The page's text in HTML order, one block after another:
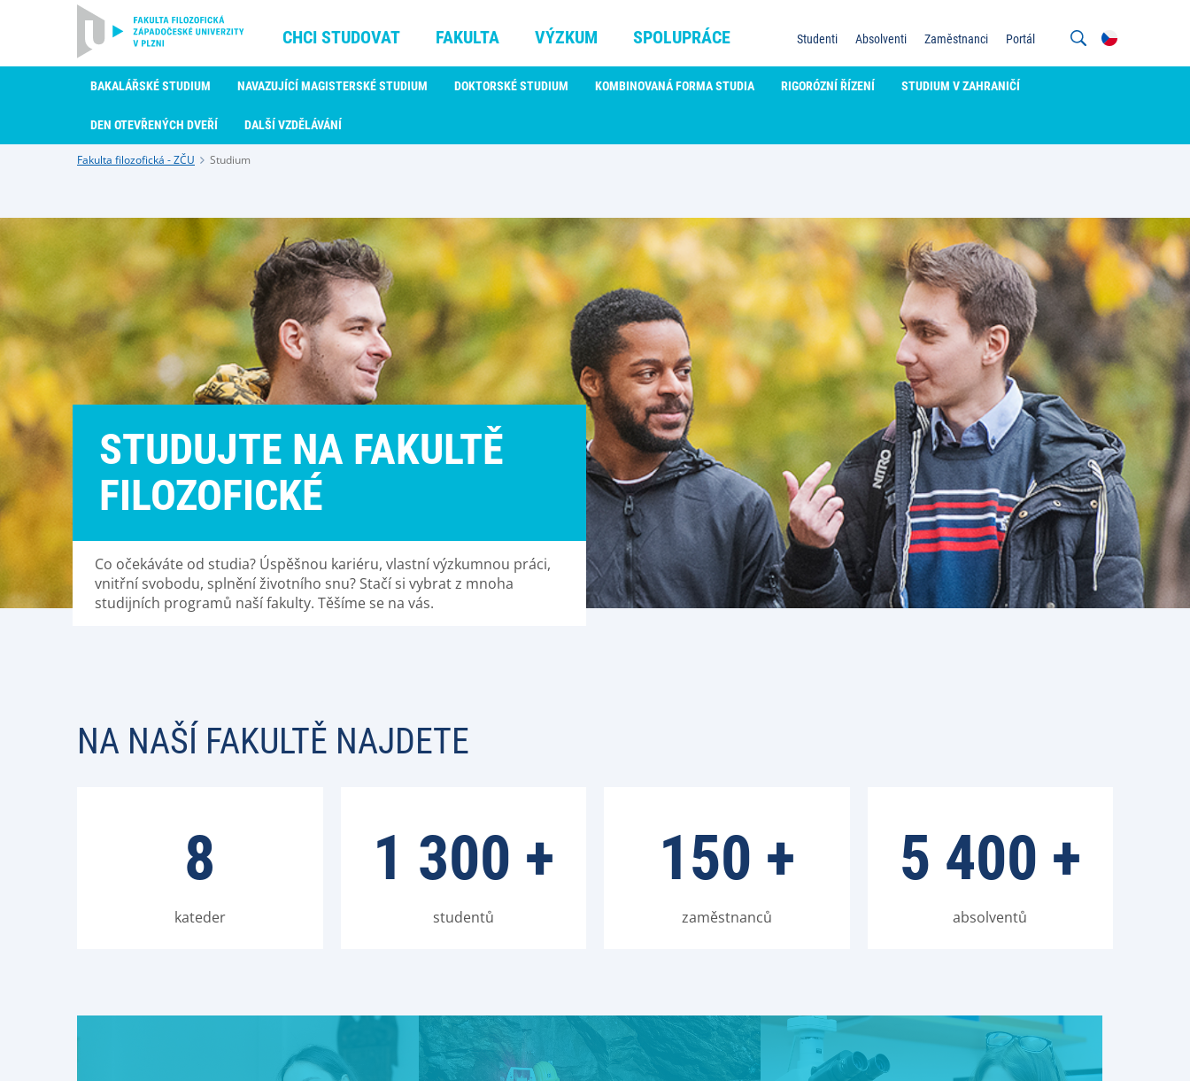
CHCI STUDOVAT FAKULTA VÝZKUM SPOLUPRÁCE Studenti Absolventi Zaměstnanci Portál
BAKALÁŘSKÉ STUDIUM NAVAZUJÍCÍ MAGISTERSKÉ STUDIUM DOKTORSKÉ STUDIUM KOMBINOVANÁ FORMA STUDIA RIGORÓZNÍ ŘÍZENÍ STUDIUM V ZAHRANIČÍ
DEN OTEVŘENÝCH DVEŘÍ DALŠÍ VZDĚLÁVÁNÍ
Fakulta filozofická - ZČU Studium
STUDUJTE NA FAKULTĚ
FILOZOFICKÉ
Co očekáváte od studia? Úspěšnou kariéru, vlastní výzkumnou práci,
vnitřní svobodu, splnění životního snu? Stačí si vybrat z mnoha
studijních programů naší fakulty. Těšíme se na vás.
NA NAŠÍ FAKULTĚ NAJDETE
8
kateder
1 300 +
studentů
150 +
zaměstnanců
5 400 +
absolventů